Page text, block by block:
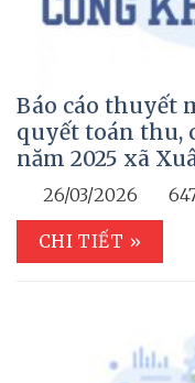
Báo cáo thuyết
quyết toán thu,
năm 2025 xã
26/03/2026
CHI TIẾT »